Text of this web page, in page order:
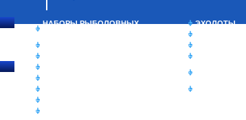
НАБОРЫ РЫБОЛОВНЫХ
ЭХОЛОТЫ